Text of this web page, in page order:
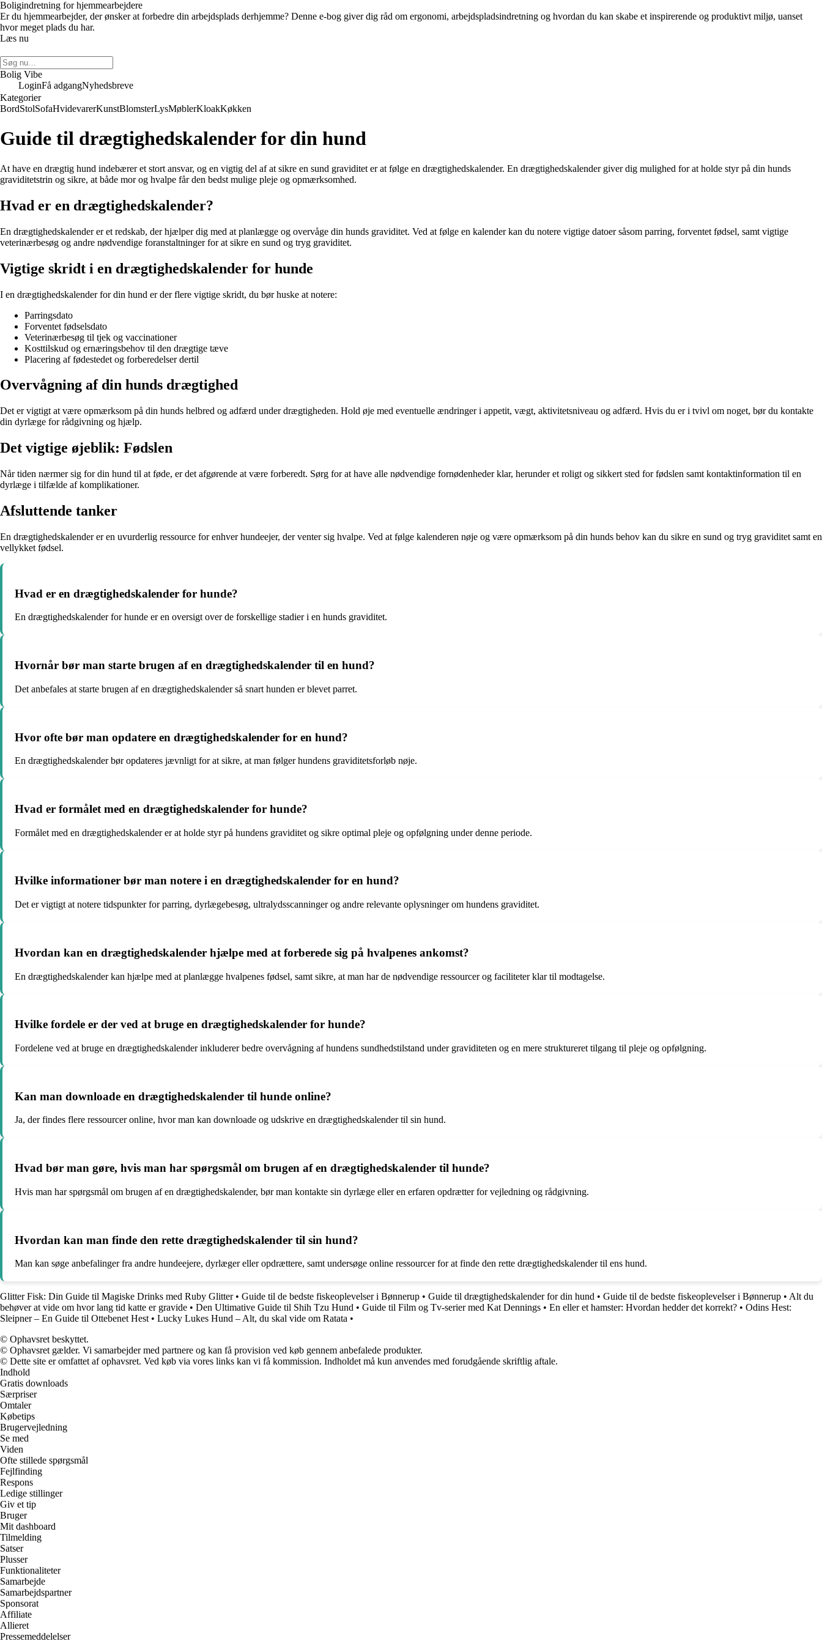
Boligindretning for hjemmearbejdere
Er du hjemmearbejder, der ønsker at forbedre din arbejdsplads derhjemme? Denne e-bog giver dig råd om ergonomi, arbejdspladsindretning og hvordan du kan skabe et inspirerende og produktivt miljø, uanset
hvor meget plads du har.
Læs nu
Bolig Vibe
LoginFå adgangNyhedsbreve
Kategorier
BordStolSofaHvidevarerKunstBlomsterLysMøblerKloakKøkken
Guide til drægtighedskalender for din hund
At have en drægtig hund indebærer et stort ansvar, og en vigtig del af at sikre en sund graviditet er at følge en drægtighedskalender. En drægtighedskalender giver dig mulighed for at holde styr på din hunds
graviditetstrin og sikre, at både mor og hvalpe får den bedst mulige pleje og opmærksomhed.
Hvad er en drægtighedskalender?
En drægtighedskalender er et redskab, der hjælper dig med at planlægge og overvåge din hunds graviditet. Ved at følge en kalender kan du notere vigtige datoer såsom parring, forventet fødsel, samt vigtige
veterinærbesøg og andre nødvendige foranstaltninger for at sikre en sund og tryg graviditet.
Vigtige skridt i en drægtighedskalender for hunde
I en drægtighedskalender for din hund er der flere vigtige skridt, du bør huske at notere:
Parringsdato
Forventet fødselsdato
Veterinærbesøg til tjek og vaccinationer
Kosttilskud og ernæringsbehov til den drægtige tæve
Placering af fødestedet og forberedelser dertil
Overvågning af din hunds drægtighed
Det er vigtigt at være opmærksom på din hunds helbred og adfærd under drægtigheden. Hold øje med eventuelle ændringer i appetit, vægt, aktivitetsniveau og adfærd. Hvis du er i tvivl om noget, bør du kontakte
din dyrlæge for rådgivning og hjælp.
Det vigtige øjeblik: Fødslen
Når tiden nærmer sig for din hund til at føde, er det afgørende at være forberedt. Sørg for at have alle nødvendige fornødenheder klar, herunder et roligt og sikkert sted for fødslen samt kontaktinformation til en
dyrlæge i tilfælde af komplikationer.
Afsluttende tanker
En drægtighedskalender er en uvurderlig ressource for enhver hundeejer, der venter sig hvalpe. Ved at følge kalenderen nøje og være opmærksom på din hunds behov kan du sikre en sund og tryg graviditet samt en
vellykket fødsel.
Hvad er en drægtighedskalender for hunde?
En drægtighedskalender for hunde er en oversigt over de forskellige stadier i en hunds graviditet.
Hvornår bør man starte brugen af en drægtighedskalender til en hund?
Det anbefales at starte brugen af en drægtighedskalender så snart hunden er blevet parret.
Hvor ofte bør man opdatere en drægtighedskalender for en hund?
En drægtighedskalender bør opdateres jævnligt for at sikre, at man følger hundens graviditetsforløb nøje.
Hvad er formålet med en drægtighedskalender for hunde?
Formålet med en drægtighedskalender er at holde styr på hundens graviditet og sikre optimal pleje og opfølgning under denne periode.
Hvilke informationer bør man notere i en drægtighedskalender for en hund?
Det er vigtigt at notere tidspunkter for parring, dyrlægebesøg, ultralydsscanninger og andre relevante oplysninger om hundens graviditet.
Hvordan kan en drægtighedskalender hjælpe med at forberede sig på hvalpenes ankomst?
En drægtighedskalender kan hjælpe med at planlægge hvalpenes fødsel, samt sikre, at man har de nødvendige ressourcer og faciliteter klar til modtagelse.
Hvilke fordele er der ved at bruge en drægtighedskalender for hunde?
Fordelene ved at bruge en drægtighedskalender inkluderer bedre overvågning af hundens sundhedstilstand under graviditeten og en mere struktureret tilgang til pleje og opfølgning.
Kan man downloade en drægtighedskalender til hunde online?
Ja, der findes flere ressourcer online, hvor man kan downloade og udskrive en drægtighedskalender til sin hund.
Hvad bør man gøre, hvis man har spørgsmål om brugen af en drægtighedskalender til hunde?
Hvis man har spørgsmål om brugen af en drægtighedskalender, bør man kontakte sin dyrlæge eller en erfaren opdrætter for vejledning og rådgivning.
Hvordan kan man finde den rette drægtighedskalender til sin hund?
Man kan søge anbefalinger fra andre hundeejere, dyrlæger eller opdrættere, samt undersøge online ressourcer for at finde den rette drægtighedskalender til ens hund.
Glitter Fisk: Din Guide til Magiske Drinks med Ruby Glitter• Guide til de bedste fiskeoplevelser i Bønnerup • Guide til drægtighedskalender for din hund • Guide til de bedste fiskeoplevelser i Bønnerup • Alt du
behøver at vide om hvor lang tid katte er gravide • Den Ultimative Guide til Shih Tzu Hund • Guide til Film og Tv-serier med Kat Dennings • En eller et hamster: Hvordan hedder det korrekt? • Odins Hest:
Sleipner – En Guide til Ottebenet Hest • Lucky Lukes Hund – Alt, du skal vide om Ratata •
© Ophavsret beskyttet.
© Ophavsret gælder. Vi samarbejder med partnere og kan få provision ved køb gennem anbefalede produkter.
© Dette site er omfattet af ophavsret. Ved køb via vores links kan vi få kommission. Indholdet må kun anvendes med forudgående skriftlig aftale.
Indhold
Gratis downloads
Særpriser
Omtaler
Købetips
Brugervejledning
Se med
Viden
Ofte stillede spørgsmål
Fejlfinding
Respons
Ledige stillinger
Giv et tip
Bruger
Mit dashboard
Tilmelding
Satser
Plusser
Funktionaliteter
Samarbejde
Samarbejdspartner
Sponsorat
Affiliate
Allieret
Pressemeddelelser